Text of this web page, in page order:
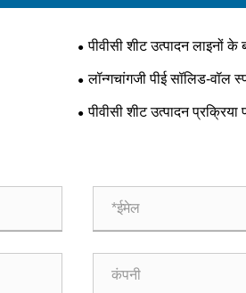
पीवीसी शीट उत्पादन लाइनों
लॉन्गचांगजी पीई सॉलिड-वॉल
पूरा किया!!!
पीवीसी शीट उत्पादन प्रक्रिया